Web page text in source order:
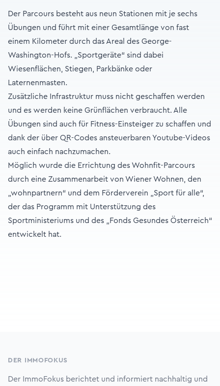
Der Parcours besteht aus neun Stationen mit je sechs
Übungen und führt mit einer Gesamtlänge von fast
einem Kilometer durch das Areal des George-
Washington-Hofs. „Sportgeräte“ sind dabei
Wiesenflächen, Stiegen, Parkbänke oder
Laternenmasten.
Zusätzliche Infrastruktur muss nicht geschaffen werden
und es werden keine Grünflächen verbraucht. Alle
Übungen sind auch für Fitness-Einsteiger zu schaffen und
dank der über QR-Codes ansteuerbaren Youtube-Videos
auch einfach nachzumachen.
Möglich wurde die Errichtung des Wohnfit-Parcours
durch eine Zusammenarbeit von Wiener Wohnen, den
„wohnpartnern“ und dem Förderverein „Sport für alle“,
der das Programm mit Unterstützung des
Sportministeriums und des „Fonds Gesundes Österreich“
entwickelt hat.
DER IMMOFOKUS
Der ImmoFokus berichtet und informiert nachhaltig und